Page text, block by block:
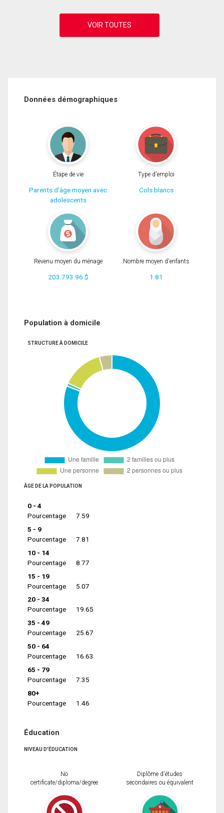
Données démographiques
Étape de vie
Parents d'âge moyen avec
adolescents
Type d'emploi
Cols blancs
Revenu moyen du ménage
203 793.96 $
Nombre moyen d'enfants
1.81
Population à domicile
STRUCTURE À DOMICILE
ÂGE DE LA POPULATION
0 - 4
Pourcentage
7.59
5 - 9
Pourcentage
7.81
10 - 14
Pourcentage
8.77
15 - 19
Pourcentage
5.07
20 - 34
Pourcentage
19.65
35 - 49
Pourcentage
25.67
50 - 64
Pourcentage
16.63
65 - 79
Pourcentage
7.35
80+
Pourcentage
1.46
Éducation
NIVEAU D'ÉDUCATION
No
certificate/diploma/degree
Diplôme d'études
secondaires ou équivalent